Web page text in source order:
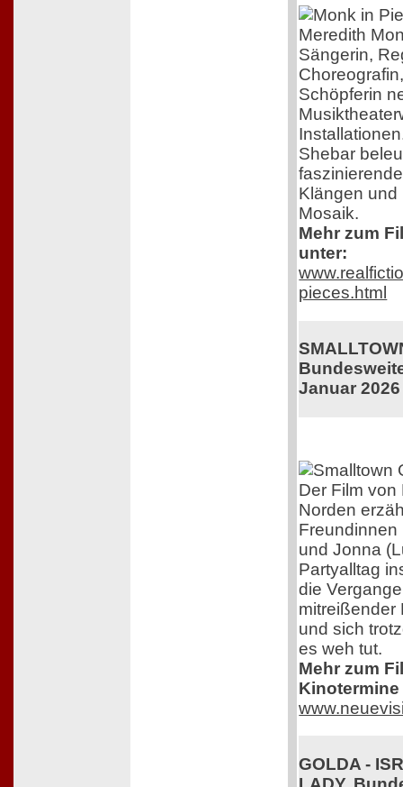
Meredith
Sängerin,
Schöpferin
Shebar
Klängen und
Mosaik.
Mehr zum
unter:
pieces.html
Januar 2026
Der Film von
Norden
Freundinnen
und Jonna
Partyalltag
die
mitreißender
und sich
es weh tut.
Mehr zum
GOLDA -